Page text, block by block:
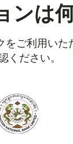
ンは
ご利用い
ください。